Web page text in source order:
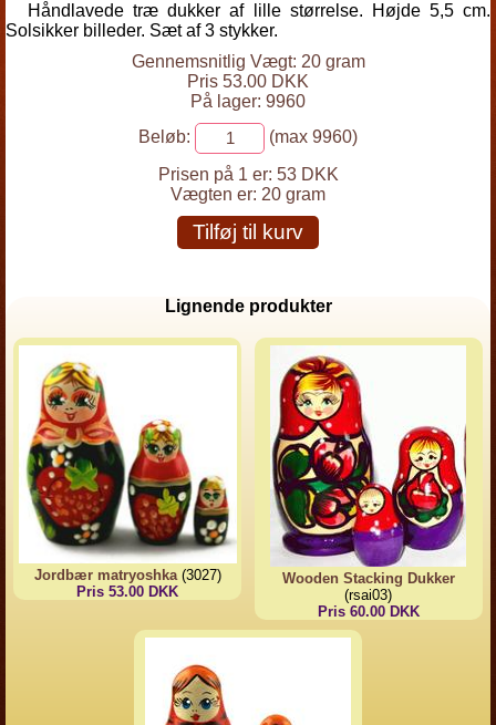
Håndlavede træ dukker af lille størrelse. Højde 5,5 cm.
Solsikker billeder. Sæt af 3 stykker.
Gennemsnitlig Vægt: 20 gram
Pris 53.00 DKK
På lager: 9960
Beløb:
(max 9960)
Prisen på 1 er: 53 DKK
Vægten er: 20 gram
Tilføj til kurv
Lignende produkter
Jordbær matryoshka(3027)
Pris 53.00 DKK
Wooden Stacking Dukker
(rsai03)
Pris 60.00 DKK